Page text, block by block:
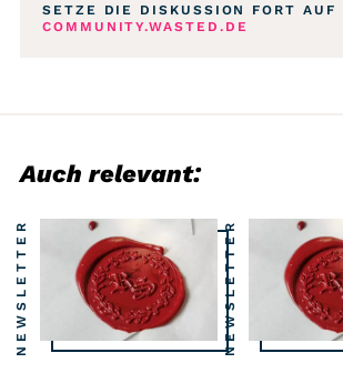
SETZE DIE DISKUSSION FORT AUF
COMMUNITY.WASTED.DE
Auch relevant:
NEWSLETTER NEWSLETTER